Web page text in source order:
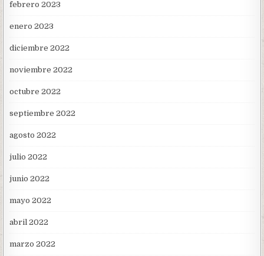
febrero 2023
enero 2023
diciembre 2022
noviembre 2022
octubre 2022
septiembre 2022
agosto 2022
julio 2022
junio 2022
mayo 2022
abril 2022
marzo 2022